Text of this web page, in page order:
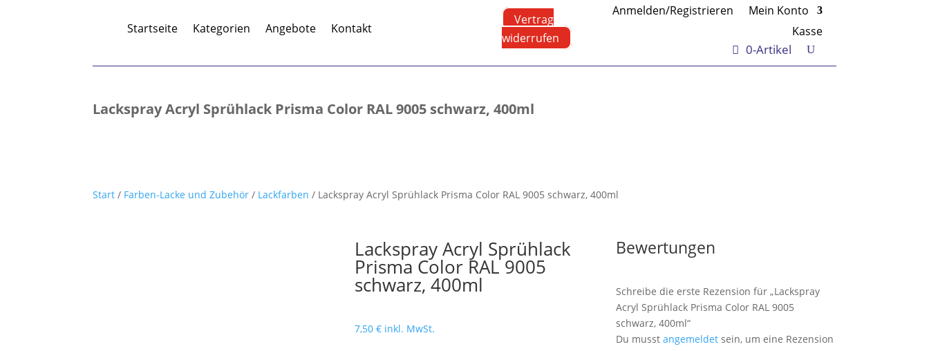
Startseite Kategorien Angebote Kontakt
Vertrag
widerrufen
Anmelden/Registrieren
Mein Konto
Kasse
0-Artikel
Lackspray Acryl Sprühlack Prisma Color RAL 9005 schwarz, 400ml
Start / Farben-Lacke und Zubehör / Lackfarben / Lackspray Acryl Sprühlack Prisma Color RAL 9005 schwarz, 400ml
Lackspray Acryl Sprühlack
Prisma Color RAL 9005
schwarz, 400ml
7,50 € inkl. MwSt.
Bewertungen
Schreibe die erste Rezension für „Lackspray
Acryl Sprühlack Prisma Color RAL 9005
schwarz, 400ml“
Du musst angemeldetsein, um eine Rezension